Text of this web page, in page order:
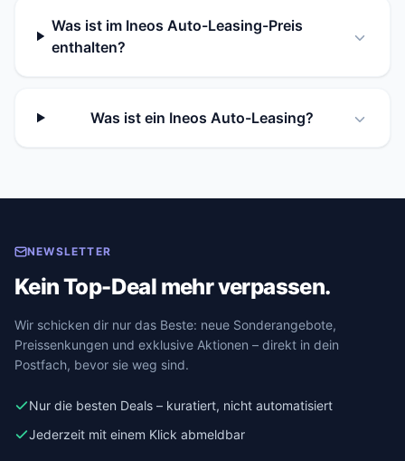
Was ist im Ineos Auto-Leasing-Preis
enthalten?
Was ist ein Ineos Auto-Leasing?
NEWSLETTER
Kein Top-Deal mehr verpassen.
Wir schicken dir nur das Beste: neue Sonderangebote,
Preissenkungen und exklusive Aktionen – direkt in dein
Postfach, bevor sie weg sind.
Nur die besten Deals – kuratiert, nicht automatisiert
Jederzeit mit einem Klick abmeldbar